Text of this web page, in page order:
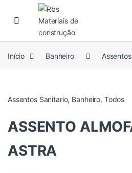
Skip to navigation
Skip to content
Início Banheiro
Assentos Sanitario, Banheiro, Todos
ASSENTO
ASTRA